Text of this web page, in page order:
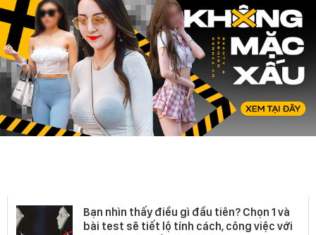
Bạn nhìn thấy điều gì đầu tiên? Chọn 1 và
bài test sẽ tiết lộ tính cách, công việc với